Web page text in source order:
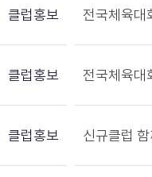
클럽홍보 전국체육대
클럽홍보 전국체육대
클럽홍보 신규클럽